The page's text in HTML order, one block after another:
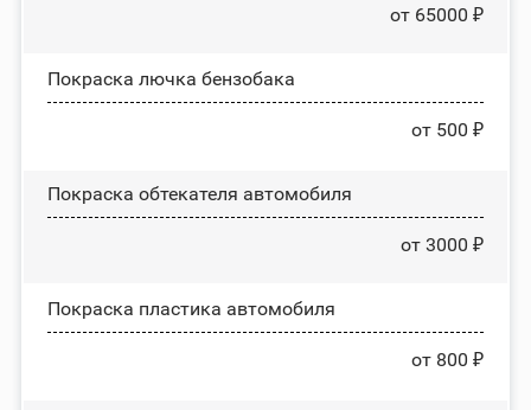
от 65000 ₽
Покраска лючка бензобака
от 500 ₽
Покраска обтекателя автомобиля
от 3000 ₽
Покраска пластика автомобиля
от 800 ₽